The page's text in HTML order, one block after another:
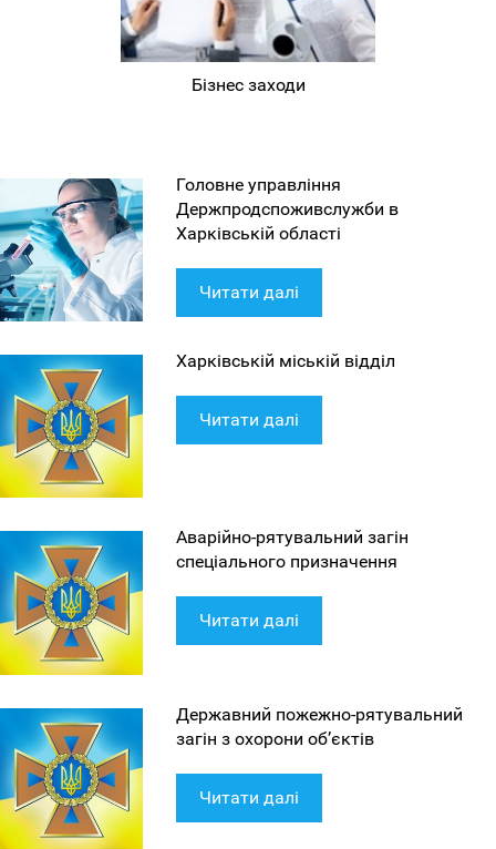
Бізнес заходи
Головне управління
Держпродспоживслужби в
Харківській області
Читати далі
Харківській міській відділ
Читати далі
Аварійно-рятувальний загін
спеціального призначення
Читати далі
Державний пожежно-рятувальний
загін з охорони об’єктів
Читати далі